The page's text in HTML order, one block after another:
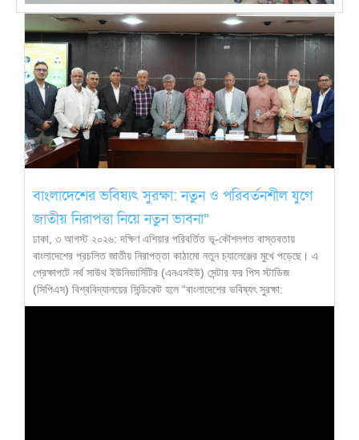
বাংলাদেশের ভবিষ্যৎ সুরক্ষা: নতুন ও পরিবর্তনশীল যুগে
জাতীয় নিরাপত্তা নিয়ে নতুন ভাবনা”
ঢাকা, ৩ আগস্ট ২০২৬: দক্ষিণ এশিয়ার পরিবর্তিত ভূ-কৌশলগত বাস্তবতায়
বাংলাদেশের প্রচলিত জাতীয় নিরাপত্তা কাঠামো নতুন চ্যালেঞ্জের মুখে পড়েছে। এ
প্রেক্ষাপটে নর্থ সাউথ ইউনিভার্সিটির (এনএসইউ) সেন্টার ফর পিস স্টাডিজ
(সিপিএস) বিশ্ববিদ্যালয়ের সিন্ডিকেট হলে “বাংলাদেশের ভবিষ্যৎ সুরক্ষা: